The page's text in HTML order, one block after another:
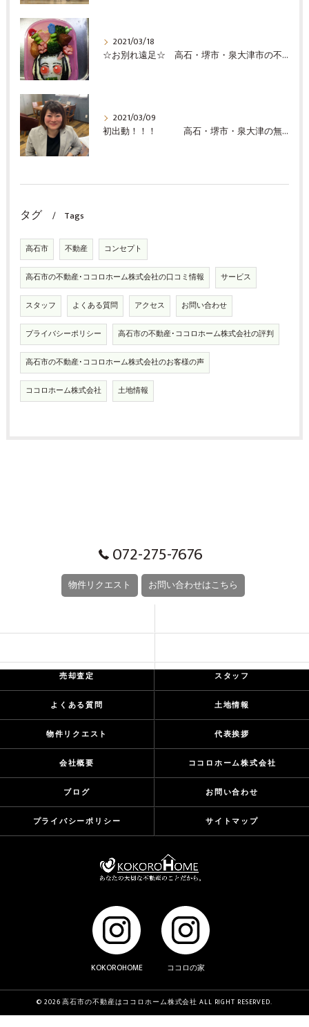
2021/03/18
☆お別れ遠足☆ 高石・堺市・泉大津市の不動産売却の事ならココロホーム株式会社にお問い合わせください
2021/03/09
初出動！！！ 高石・堺市・泉大津の無料査定の事ならココロホーム株式会社
タグ Tags
高石市 不動産 コンセプト
高石市の不動産･ココロホーム株式会社の口コミ情報 サービス
スタッフ よくある質問 アクセス お問い合わせ
プライバシーポリシー 高石市の不動産･ココロホーム株式会社の評判
高石市の不動産･ココロホーム株式会社のお客様の声
ココロホーム株式会社 土地情報
072-275-7676
物件リクエスト お問い合わせはこちら
売却査定 スタッフ
よくある質問 土地情報
物件リクエスト 代表挨拶
会社概要 ココロホーム株式会社
ブログ お問い合わせ
プライバシーポリシー サイトマップ
KOKOROHOME ココロの家
© 2026 高石市の不動産はココロホーム株式会社 ALL RIGHT RESERVED.